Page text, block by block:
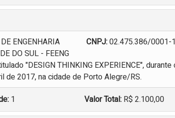
ENGENHARIA
DO SUL - FEENG
CNPJ:02.475.386/0001-
"DESIGN THINKING EXPERIENCE", durante
de 2017, na cidade de Porto Alegre/RS.
1 Valor Total: R$ 2.100,00